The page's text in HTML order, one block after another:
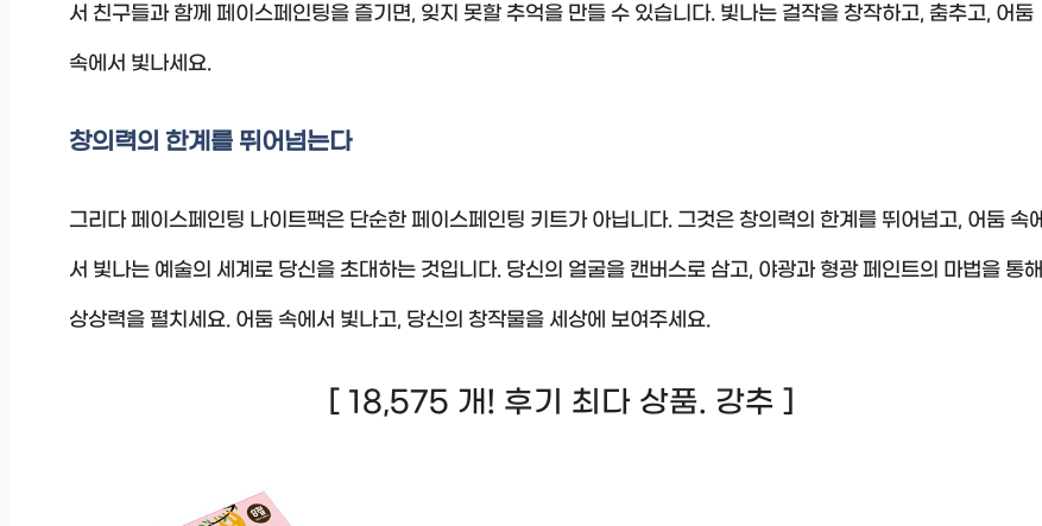
서 친구들과 함께 페이스페인팅을 즐기면, 잊지 못할 추억을 만들 수 있습니다. 빛나는 걸작을 창작하고, 춤추고, 어둠
속에서 빛나세요.
창의력의 한계를 뛰어넘는다
그리다 페이스페인팅 나이트팩은 단순한 페이스페인팅 키트가 아닙니다. 그것은 창의력의 한계를 뛰어넘고, 어둠 속에
서 빛나는 예술의 세계로 당신을 초대하는 것입니다. 당신의 얼굴을 캔버스로 삼고, 야광과 형광 페인트의 마법을 통해
상상력을 펼치세요. 어둠 속에서 빛나고, 당신의 창작물을 세상에 보여주세요.
[ 18,575 개! 후기 최다 상품. 강추 ]